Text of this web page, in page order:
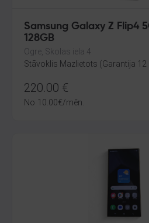
Samsung Galaxy Z Flip4
128GB
Ogre, Skolas iela 4
Stāvoklis Mazlietots (Garantija 12
220.00 €
No 10.00€/mēn.